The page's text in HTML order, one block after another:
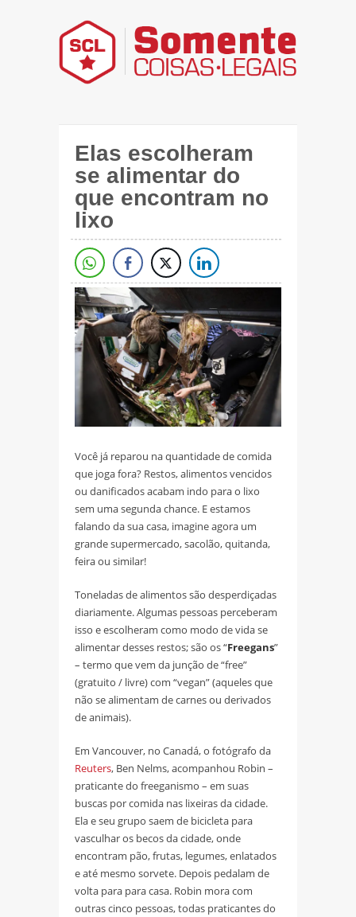
Elas escolheram
se alimentar do
que encontram no
lixo
Você já reparou na quantidade de comida
que joga fora? Restos, alimentos vencidos
ou danificados acabam indo para o lixo
sem uma segunda chance. E estamos
falando da sua casa, imagine agora um
grande supermercado, sacolão, quitanda,
feira ou similar!
Toneladas de alimentos são desperdiçadas
diariamente. Algumas pessoas perceberam
isso e escolheram como modo de vida se
alimentar desses restos; são os “Freegans”
– termo que vem da junção de “free”
(gratuito / livre) com “vegan” (aqueles que
não se alimentam de carnes ou derivados
de animais).
Em Vancouver, no Canadá, o fotógrafo da
Reuters, Ben Nelms, acompanhou Robin –
praticante do freeganismo – em suas
buscas por comida nas lixeiras da cidade.
Ela e seu grupo saem de bicicleta para
vasculhar os becos da cidade, onde
encontram pão, frutas, legumes, enlatados
e até mesmo sorvete. Depois pedalam de
volta para para casa. Robin mora com
outras cinco pessoas, todas praticantes do